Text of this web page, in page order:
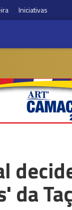
Iniciativas
da